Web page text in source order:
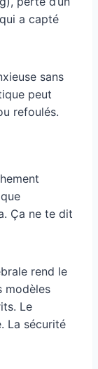
a capté
sans
peut
refoulés.
Ça ne te dit
rend le
modèles
Le
La sécurité